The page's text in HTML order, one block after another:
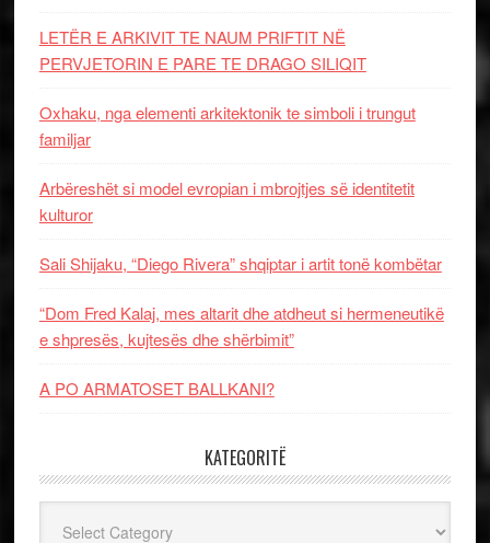
LETËR E ARKIVIT TE NAUM PRIFTIT NË
PERVJETORIN E PARE TE DRAGO SILIQIT
Oxhaku, nga elementi arkitektonik te simboli i trungut
familjar
Arbëreshët si model evropian i mbrojtjes së identitetit
kulturor
Sali Shijaku, “Diego Rivera” shqiptar i artit tonë kombëtar
“Dom Fred Kalaj, mes altarit dhe atdheut si hermeneutikë
e shpresës, kujtesës dhe shërbimit”
A PO ARMATOSET BALLKANI?
KATEGORITË